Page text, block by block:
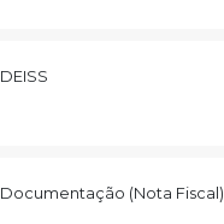
DEISS
Documentação (Nota Fiscal)